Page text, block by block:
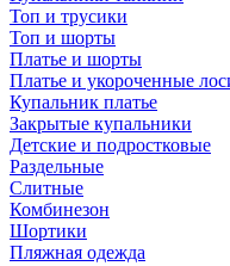
Топ и трусики
Топ и шорты
Платье и шорты
Платье и укороченные
Купальник платье
Закрытые купальники
Детские и подростковые
Раздельные
Слитные
Комбинезон
Шортики
Пляжная одежда